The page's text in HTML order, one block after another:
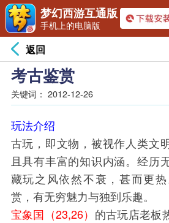
返回
考古鉴赏
关键词： 2012-12-26
玩法介绍
古玩，即文物，被视作人类文
且具有丰富的知识内涵。经历
藏玩之风依然不衰，甚而更
赏，有无穷魅力与独到乐趣。
宝象国（23,26） 的古玩店老板
梦幻西游互通版
手机上的电脑版